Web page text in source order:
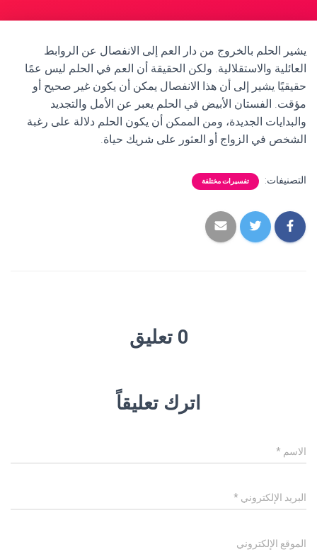
يشير الحلم بالخروج من دار العم إلى الانفصال عن الروابط
العائلية والاستقلالية. ولكن الحقيقة أن العم في الحلم ليس عمًا
حقيقيًا يشير إلى أن هذا الانفصال يمكن أن يكون غير صحيح أو
مؤقت. الفستان الأبيض في الحلم يعبر عن الأمل والتجديد
والبدايات الجديدة، ومن الممكن أن يكون الحلم دلالة على رغبة
الشخص في الزواج أو العثور على شريك حياة.
التصنيفات: تفسيرات مختلفة
0 تعليق
اترك تعليقاً
الاسم *
البريد الإلكتروني *
الموقع الإلكتروني